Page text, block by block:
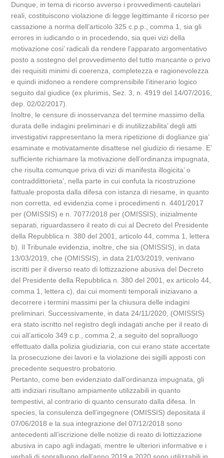
Dunque, in tema di ricorso avverso i provvedimenti cautelari
reali, costituiscono violazione di legge legittimante il ricorso per
cassazione a norma dell’articolo 325 c.p.p., comma 1, sia gli
errores in iudicando o in procedendo, sia quei vizi della
motivazione cosi’ radicali da rendere l’apparato argomentativo
posto a sostegno del provvedimento del tutto mancante o privo
dei requisiti minimi di coerenza, completezza e ragionevolezza
e quindi inidoneo a rendere comprensibile l’itinerario logico
seguito dal giudice (ex plurimis, Sez. 3, n. 4919 del 14/07/2016,
dep. 02/02/2017).
Inoltre, le censure di inosservanza del termine massimo della
durata delle indagini preliminari e di inutilizzabilita’ degli atti
investigativi rappresentano la mera ripetizione di doglianze gia’
esaminate e motivatamente disattese nel giudizio di riesame. E’
sufficiente richiamare la motivazione dell’ordinanza impugnata,
che risulta comunque priva di vizi di manifesta illogicita’ o
contraddittorieta’, nella parte in cui confuta la ricostruzione
fattuale proposta dalla difesa con istanza di riesame, in quanto
non corretta, ed evidenzia come i procedimenti n. 4401/2017
per (OMISSIS) e n. 7077/2018 per (OMISSIS), inizialmente
separati, riguardassero il reato di cui al Decreto del Presidente
della Repubblica n. 380 del 2001, articolo 44, comma 1, lettera
b). Il Tribunale evidenzia, inoltre, che sia (OMISSIS), in data
13/03/2019, che (OMISSIS), in data 21/03/2019, venivano
iscritti per il diverso reato di lottizzazione abusiva del Decreto
del Presidente della Repubblica n. 380 del 2001, ex articolo 44,
comma 1, lettera c), dai cui momenti temporali iniziavano a
decorrere i termini massimi per la chiusura delle indagini
preliminari. Successivamente, in data 24/11/2020, (OMISSIS)
era stato iscritto nel registro degli indagati anche per il reato di
cui all’articolo 349 c.p., comma 2, a seguito del sopralluogo
effettuato dalla polizia giudiziaria, con cui erano state accertate
la prosecuzione dei lavori e la violazione dei sigilli apposti con
precedente sequestro probatorio.
Pertanto, come ben evidenziato dall’ordinanza impugnata, gli
atti indiziari risultano ampiamente utilizzabili in quanto
tempestivi, al contrario di quanto censurato dalla difesa. In
species, la consulenza dell’ingegnere (OMISSIS) depositata il
07/06/2018 e la sua integrazione del 07/12/2018 sono
antecedenti all’iscrizione delle notizie di reato di lottizzazione
abusiva in capo agli indagati, mentre le ulteriori informative e i